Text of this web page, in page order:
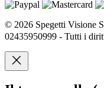
© 2026 Spegetti Visione
02435950999 - Tutti i